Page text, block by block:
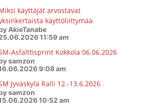
käyttäjät arvostavat
käyttöliittymää
AkieTanabe
11:59 am
Asfalttisprint Kokkola 06.06.2026
samzon
9:08 am
Jyväskylä Ralli 12.-13.6.2026
samzon
10:52 am